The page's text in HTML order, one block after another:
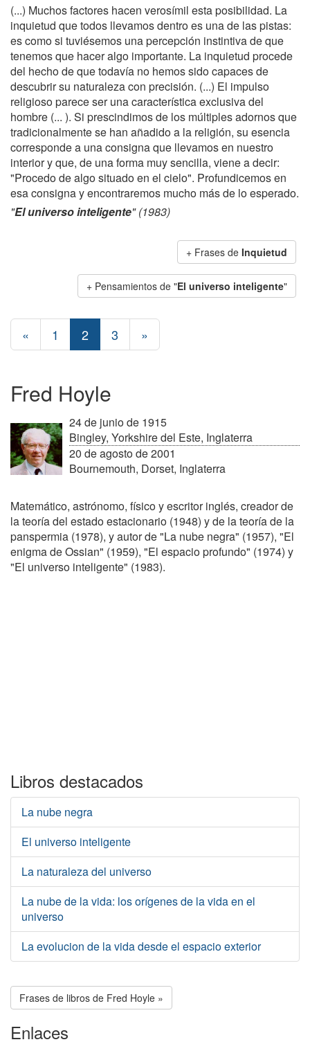
(...) Muchos factores hacen verosímil esta posibilidad. La
inquietud que todos llevamos dentro es una de las pistas:
es como si tuviésemos una percepción instintiva de que
tenemos que hacer algo importante. La inquietud procede
del hecho de que todavía no hemos sido capaces de
descubrir su naturaleza con precisión. (...) El impulso
religioso parece ser una característica exclusiva del
hombre (... ). Si prescindimos de los múltiples adornos que
tradicionalmente se han añadido a la religión, su esencia
corresponde a una consigna que llevamos en nuestro
interior y que, de una forma muy sencilla, viene a decir:
"Procedo de algo situado en el cielo". Profundicemos en
esa consigna y encontraremos mucho más de lo esperado.
"El universo inteligente" (1983)
+ Frases de Inquietud
+ Pensamientos de "El universo inteligente"
« 1 2 3 »
Fred Hoyle
24 de junio de 1915
Bingley, Yorkshire del Este, Inglaterra
20 de agosto de 2001
Bournemouth, Dorset, Inglaterra
Matemático, astrónomo, físico y escritor inglés, creador de
la teoría del estado estacionario (1948) y de la teoría de la
panspermia (1978), y autor de "La nube negra" (1957), "El
enigma de Ossian" (1959), "El espacio profundo" (1974) y
"El universo inteligente" (1983).
Libros destacados
La nube negra
El universo inteligente
La naturaleza del universo
La nube de la vida: los orígenes de la vida en el
universo
La evolucion de la vida desde el espacio exterior
Frases de libros de Fred Hoyle »
Enlaces